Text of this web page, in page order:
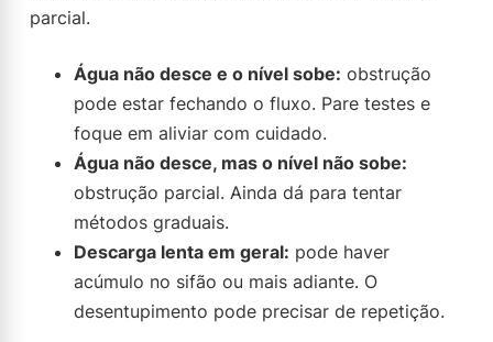
parcial.
Água não desce e o nível sobe: obstrução
pode estar fechando o fluxo. Pare testes e
foque em aliviar com cuidado.
Água não desce, mas o nível não sobe:
obstrução parcial. Ainda dá para tentar
métodos graduais.
Descarga lenta em geral: pode haver
acúmulo no sifão ou mais adiante. O
desentupimento pode precisar de repetição.